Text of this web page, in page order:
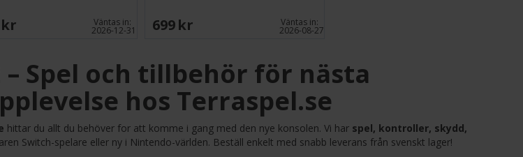
Väntas in:
2026-12-31 699 SEK Väntas in:
2026-08-27
Spel och tillbehör för nästa
hos Terraspel.se
hittar du allt du behöver for att komme i gang med den nye konsolen. Vi har spel, kontroller, skydd,
Switch-spelare eller ny i Nintendo-världen. Beställ enkelt med snabb leverans från svenskt lager!